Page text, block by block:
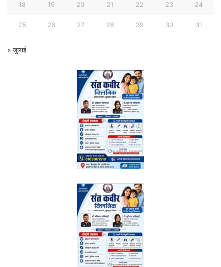
18 19 20 21 22 23 24
25 26 27 28 29 30 31
« जुलाई